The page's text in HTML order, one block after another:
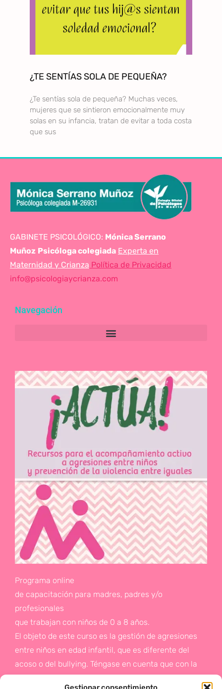
¿TE SENTÍAS SOLA DE PEQUEÑA?
¿Te sentías sola de pequeña? Muchas veces,
mujeres que se sintieron emocionalmente muy
solas en su infancia, tratan de evitar a toda costa
que sus
GABINETE PSICOLÓGICO: Mónica Serrano
Muñoz Psicóloga colegiada Experta en
Maternidad y Crianza Política de Privacidad
info@psicologiaycrianza.com
Navegación
Programa online
de capacitación para madres, padres y/o
profesionales
que trabajan con niños de 0 a 8 años.
El objeto de este curso es la gestión de agresiones
entre niños en edad infantil, que es diferente del
acoso o del bullying. Téngase en cuenta que con la